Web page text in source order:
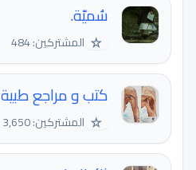
سُميّة.
☆ المشتركين: 484
كتب و مراجع طبية
☆ المشتركين: 3,650